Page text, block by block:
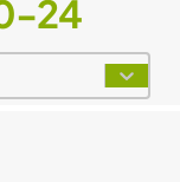
24